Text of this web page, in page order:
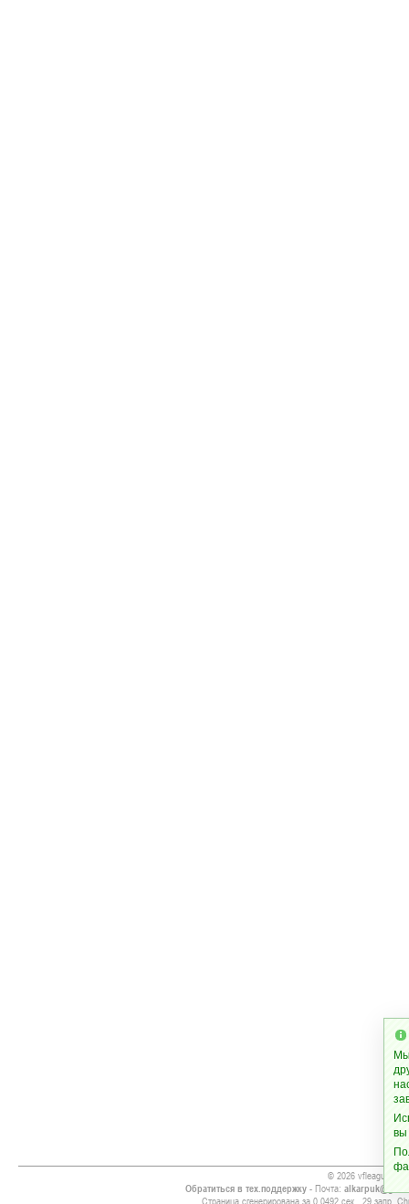
© 2026 vfleague.ws
Обратиться в тех.поддержку- Почта:
вы